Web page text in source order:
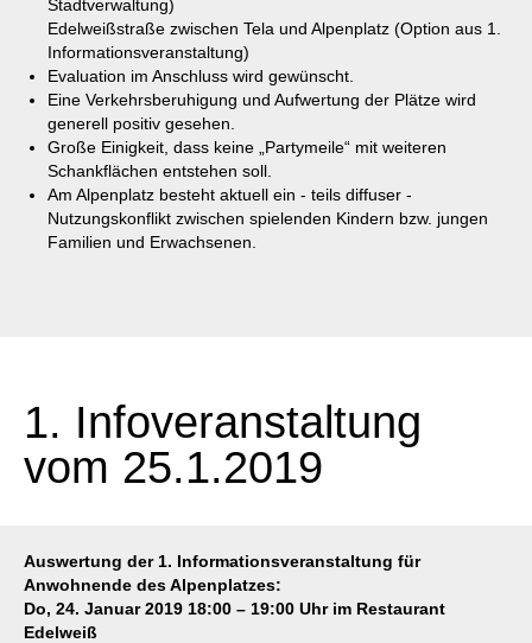
Stadtverwaltung)
Edelweißstraße zwischen Tela und Alpenplatz (Option aus 1.
Informationsveranstaltung)
Evaluation im Anschluss wird gewünscht.
Eine Verkehrsberuhigung und Aufwertung der Plätze wird
generell positiv gesehen.
Große Einigkeit, dass keine „Partymeile“ mit weiteren
Schankflächen entstehen soll.
Am Alpenplatz besteht aktuell ein - teils diffuser -
Nutzungskonflikt zwischen spielenden Kindern bzw. jungen
Familien und Erwachsenen.
1. Infoveranstaltung
vom 25.1.2019
Auswertung der 1. Informationsveranstaltung für
Anwohnende des Alpenplatzes:
Do, 24. Januar 2019 18:00 – 19:00 Uhr im Restaurant
Edelweiß